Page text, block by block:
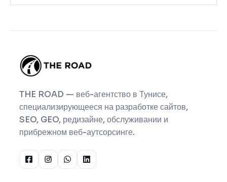
THE ROAD — веб-агентство в Тунисе,
специализирующееся на разработке сайтов,
SEO, GEO, редизайне, обслуживании и
прибрежном веб-аутсорсинге.